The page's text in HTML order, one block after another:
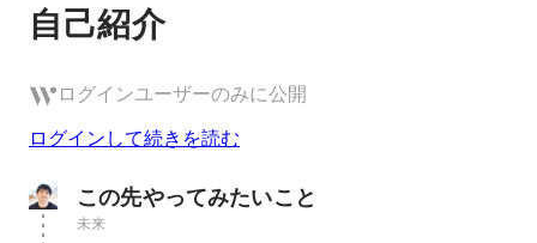
自己紹介
ログインユーザーのみに公開
ログインして続きを読む
この先やってみたいこと
未来